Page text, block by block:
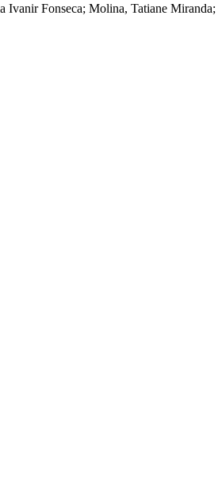
Ivanir Fonseca; Molina, Tatiane Miranda;